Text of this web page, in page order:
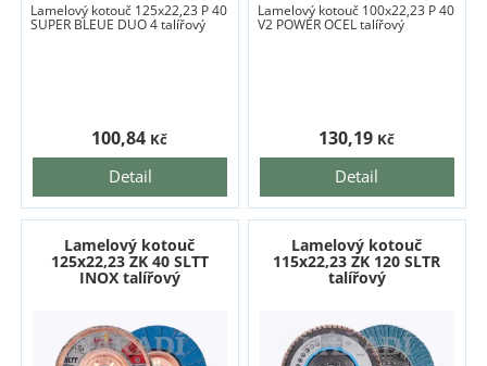
Lamelový kotouč 125x22,23 P 40
SUPER BLEUE DUO 4 talířový
Detail
100,84 Kč
Lamelový kotouč 100x22,23 P 40
V2 POWER OCEL talířový
Detail
130,19 Kč
Lamelový kotouč
125x22,23 ZK 40 SLTT
INOX talířový
Lamelový kotouč
115x22,23 ZK 120 SLTR
talířový